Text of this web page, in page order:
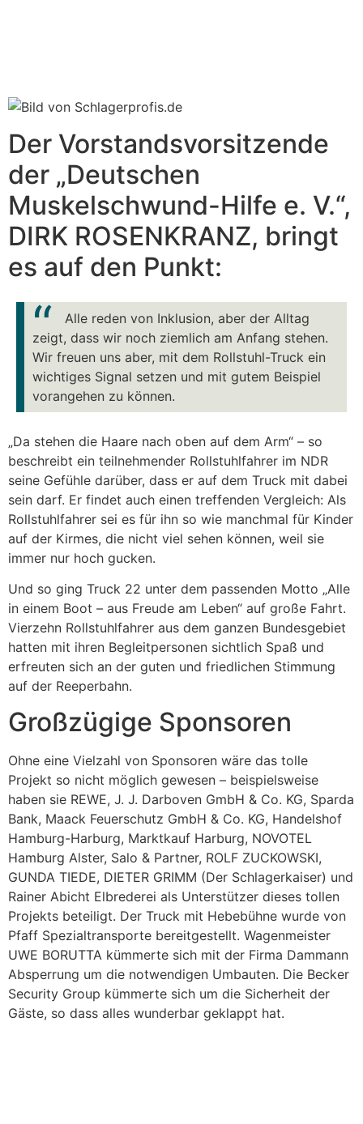
Der Vorstandsvorsitzende
der „Deutschen
Muskelschwund-Hilfe e. V.“,
DIRK ROSENKRANZ, bringt
es auf den Punkt:
Alle reden von Inklusion, aber der Alltag
zeigt, dass wir noch ziemlich am Anfang stehen.
Wir freuen uns aber, mit dem Rollstuhl-Truck ein
wichtiges Signal setzen und mit gutem Beispiel
vorangehen zu können.
„Da stehen die Haare nach oben auf dem Arm“ – so
beschreibt ein teilnehmender Rollstuhlfahrer im NDR
seine Gefühle darüber, dass er auf dem Truck mit dabei
sein darf. Er findet auch einen treffenden Vergleich: Als
Rollstuhlfahrer sei es für ihn so wie manchmal für Kinder
auf der Kirmes, die nicht viel sehen können, weil sie
immer nur hoch gucken.
Und so ging Truck 22 unter dem passenden Motto „Alle
in einem Boot – aus Freude am Leben“ auf große Fahrt.
Vierzehn Rollstuhlfahrer aus dem ganzen Bundesgebiet
hatten mit ihren Begleitpersonen sichtlich Spaß und
erfreuten sich an der guten und friedlichen Stimmung
auf der Reeperbahn.
Großzügige Sponsoren
Ohne eine Vielzahl von Sponsoren wäre das tolle
Projekt so nicht möglich gewesen – beispielsweise
haben sie REWE, J. J. Darboven GmbH & Co. KG, Sparda
Bank, Maack Feuerschutz GmbH & Co. KG, Handelshof
Hamburg-Harburg, Marktkauf Harburg, NOVOTEL
Hamburg Alster, Salo & Partner, ROLF ZUCKOWSKI,
GUNDA TIEDE, DIETER GRIMM (Der Schlagerkaiser) und
Rainer Abicht Elbrederei als Unterstützer dieses tollen
Projekts beteiligt. Der Truck mit Hebebühne wurde von
Pfaff Spezialtransporte bereitgestellt. Wagenmeister
UWE BORUTTA kümmerte sich mit der Firma Dammann
Absperrung um die notwendigen Umbauten. Die Becker
Security Group kümmerte sich um die Sicherheit der
Gäste, so dass alles wunderbar geklappt hat.